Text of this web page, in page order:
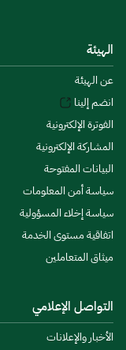
الهيئة
عن الهيئة
انضم إلينا
الفوترة الإلكترونية
المشاركة الإلكترونية
البيانات المفتوحة
سياسة أمن المعلومات
سياسة إخلاء المسؤولية
اتفاقية مستوى الخدمة
ميثاق المتعاملين
التواصل الإعلامي
الأخبار والإعلانات